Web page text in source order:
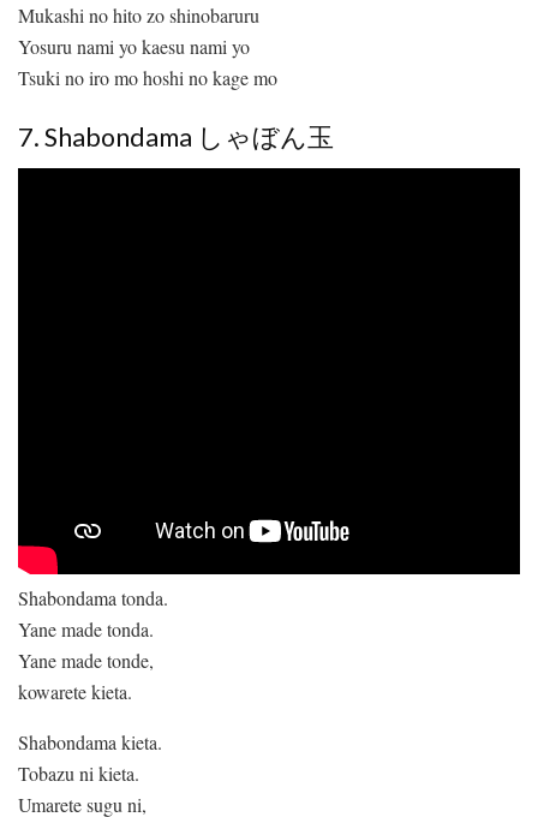
Mukashi no hito zo shinobaruru
Yosuru nami yo kaesu nami yo
Tsuki no iro mo hoshi no kage mo
7. Shabondama しゃぼん玉
Shabondama tonda.
Yane made tonda.
Yane made tonde,
kowarete kieta.
Shabondama kieta.
Tobazu ni kieta.
Umarete sugu ni,